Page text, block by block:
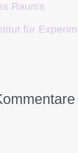
Raums
für